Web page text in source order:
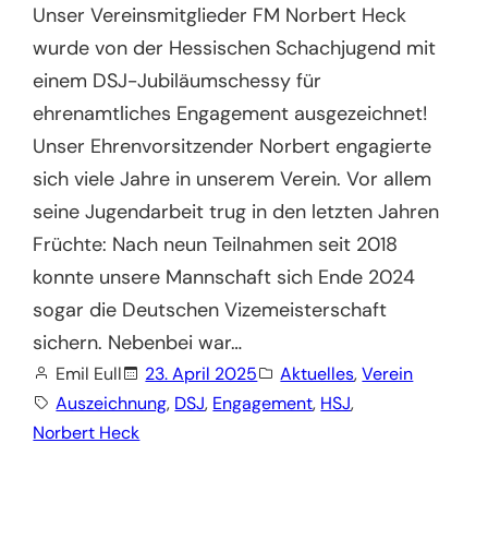
Unser Vereinsmitglieder FM Norbert Heck
wurde von der Hessischen Schachjugend mit
einem DSJ-Jubiläumschessy für
ehrenamtliches Engagement ausgezeichnet!
Unser Ehrenvorsitzender Norbert engagierte
sich viele Jahre in unserem Verein. Vor allem
seine Jugendarbeit trug in den letzten Jahren
Früchte: Nach neun Teilnahmen seit 2018
konnte unsere Mannschaft sich Ende 2024
sogar die Deutschen Vizemeisterschaft
sichern. Nebenbei war…
Emil Eull 23. April 2025 Aktuelles, Verein
Auszeichnung, DSJ, Engagement, HSJ,
Norbert Heck